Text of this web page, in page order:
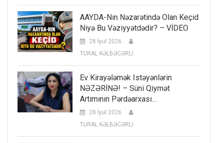
AAYDA-Nın Nəzarətində Olan Keçid
Niyə Bu Vəziyyətdədir? – VİDEO
28 İyul 2026
TURAL KƏLBƏCƏRLİ
Ev Kirayələmək Istəyənlərin
NƏZƏRİNƏ! – Süni Qiymət
Artımının Pərdəarxası…
28 İyul 2026
TURAL KƏLBƏCƏRLİ